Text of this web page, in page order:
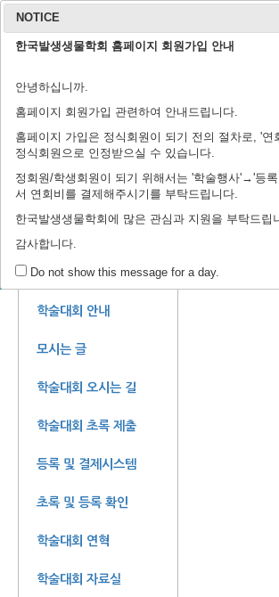
회장 인사말
학회 연혁
학회 회칙
연구윤리규정
임원 명단 학술지 홈페
편집위원
출판 윤리
제44회 정기학
학술 행사
학술대회 안내
모시는 글
학술대회 오시는 길
학술대회 초록 제출
등록 및 결제시스템
초록 및 등록 확인
학술대회 연혁
학술대회 자료실
행사 일
NOTICE
한국발생생물학회 홈페이지 회원가입 안내
안녕하십니까.
홈페이지 회원가입 관련하여 안내드립니다.
홈페이지 가입은 정식회원이 되기 전의 절차로, '연
정식회원으로 인정받으실 수 있습니다.
정회원/학생회원이 되기 위해서는 '학술행사'→'등
서 연회비를 결제해주시기를 부탁드립니다.
한국발생생물학회에 많은 관심과 지원을 부탁드립
감사합니다.
Do not show this message for a day.